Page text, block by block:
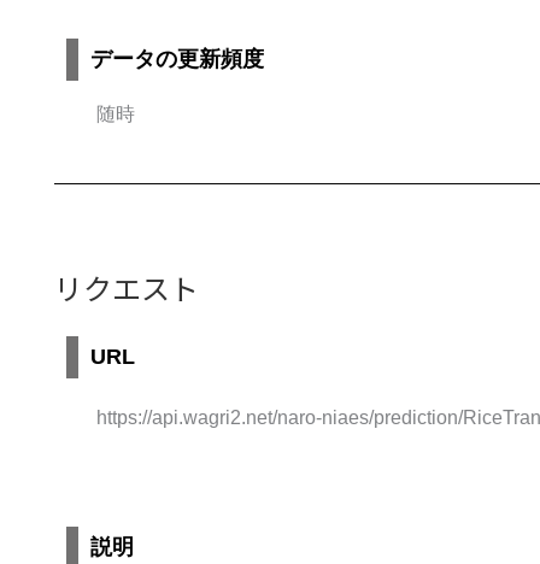
データの更新頻度
随時
リクエスト
URL
https://api.wagri2.net/naro-niaes/prediction/
説明